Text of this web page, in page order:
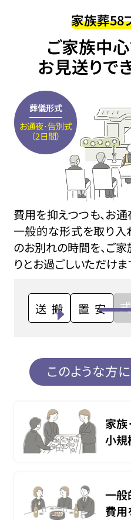
家族葬58
ご家族中心
お見送りで
葬儀形式
お通夜･告別式
（2日間）
費用を抑えつつも、お
一般的な形式を取り入
のお別れの時間を、ご
りとお過ごしいただけま
搬送 安置 通夜
このような方
家族
小規
一般
費用